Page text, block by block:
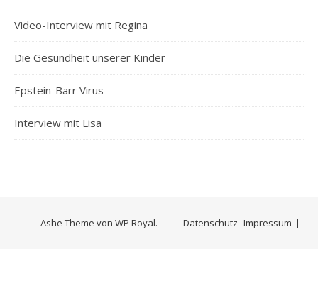
Video-Interview mit Regina
Die Gesundheit unserer Kinder
Epstein-Barr Virus
Interview mit Lisa
Datenschutz Impressum
Ashe Theme von WP Royal.